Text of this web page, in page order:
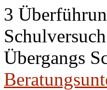
3
Übergangs